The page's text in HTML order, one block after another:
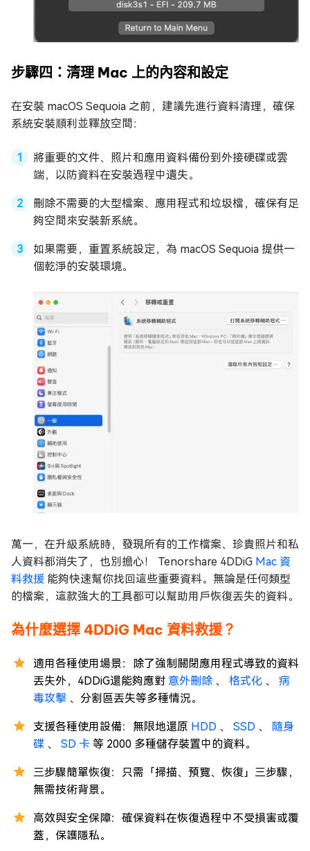
步驟四：清理 Mac 上的內容和設定
在安裝 macOS Sequoia 之前，建議先進行資料清理，確保
系統安裝順利並釋放空間：
將重要的文件、照片和應用資料備份到外接硬碟或雲
端，以防資料在安裝過程中遺失。
刪除不需要的大型檔案、應用程式和垃圾檔，確保有足
夠空間來安裝新系統。
如果需要，重置系統設定，為 macOS Sequoia 提供一
個乾淨的安裝環境。
萬一，在升級系統時，發現所有的工作檔案、珍貴照片和私
人資料都消失了，也別擔心！ Tenorshare 4DDiG Mac 資
料救援 能夠快速幫你找回這些重要資料。無論是任何類型
的檔案，這款強大的工具都可以幫助用戶恢復丟失的資料。
為什麼選擇 4DDiG Mac 資料救援？
適用各種使用場景：除了強制關閉應用程式導致的資料
丟失外，4DDiG還能夠應對 意外刪除 、 格式化 、 病
毒攻擊 、分割區丟失等多種情況。
支援各種使用設備：無限地還原 HDD 、 SSD 、 隨身
碟 、 SD 卡 等 2000 多種儲存裝置中的資料。
三步驟簡單恢復：只需「掃描、預覽、恢復」三步驟，
無需技術背景。
高效與安全保障：確保資料在恢復過程中不受損害或覆
蓋，保護隱私。